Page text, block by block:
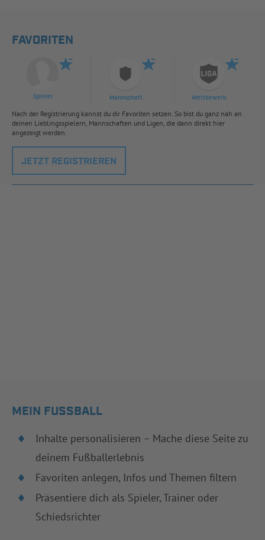
FAVORITEN
Spieler Mannschaft Wettbewerb
Nach der Registrierung kannst du dir Favoriten setzen. So bist du ganz nah an
deinen Lieblingsspielern, Mannschaften und Ligen, die dann direkt hier
angezeigt werden.
JETZT REGISTRIEREN
MEIN FUSSBALL
Inhalte personalisieren – Mache diese Seite zu
deinem Fußballerlebnis
Favoriten anlegen, Infos und Themen filtern
Präsentiere dich als Spieler, Trainer oder
Schiedsrichter